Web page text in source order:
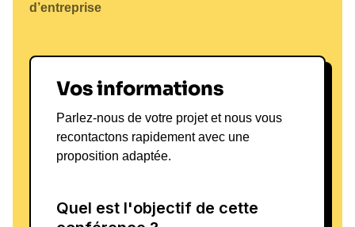
d’entreprise
Vos informations
Parlez-nous de votre projet et nous vous
recontactons rapidement avec une
proposition adaptée.